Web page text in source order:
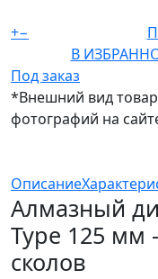
+−
В
Под заказ
*Внешний вид
фотографий на
Описание
Алмазный
Type 125 мм
сколов